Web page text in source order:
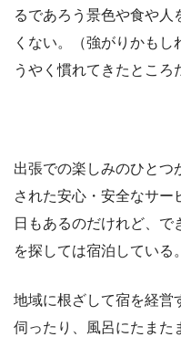
るであろう景色や食や人
くない。（強がりかもし
うやく慣れてきたところ
出張での楽しみのひとつ
された安心・安全なサー
日もあるのだけれど、
を探しては宿泊している。
地域に根ざして宿を経営
伺ったり、風呂にたまた